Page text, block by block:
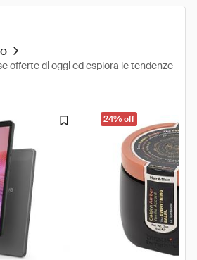
offerte di oggi ed esplora le tendenze
24% off